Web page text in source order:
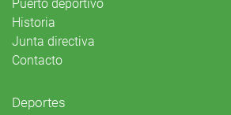
Puerto deportivo
Historia
Junta directiva
Contacto
Deportes